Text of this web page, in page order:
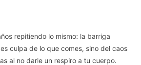
repitiendo lo mismo: la barriga
culpa de lo que comes, sino del caos
al no darle un respiro a tu cuerpo.